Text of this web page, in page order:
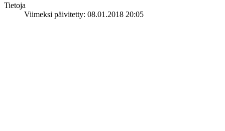
Tietoja
Viimeksi päivitetty: 08.01.2018 20:05